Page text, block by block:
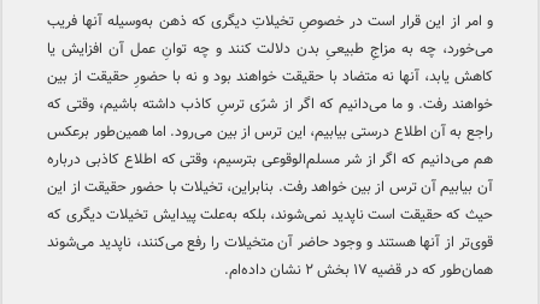
و امر از این قرار است در خصوصِ تخیلاتِ دیگری که ذهن به‌وسیله آنها فریب
می‌خورد، چه به مزاجِ طبیعیِ بدن دلالت کنند و چه توانِ عمل آن افزایش یا
کاهش یابد، آنها نه متضاد با حقیقت خواهند بود و نه با حضورِ حقیقت از بین
خواهند رفت. و ما می‌دانیم که اگر از شرّی ترسِ کاذب داشته باشیم، وقتی که
راجع به آن اطلاع درستی بیابیم، این ترس از بین می‌رود. اما همین‌طور برعکس
هم می‌دانیم که اگر از شر مسلم‌الوقوعی بترسیم، وقتی که اطلاع کاذبی درباره
آن بیابیم آن ترس از بین خواهد رفت. بنابراین، تخیلات با حضور حقیقت از این
حیث که حقیقت است ناپدید نمی‌شوند، بلکه به‌علت پیدایش تخیلات دیگری که
قوی‌تر از آنها هستند و وجود حاضر آن متخیلات را رفع می‌کنند، ناپدید می‌شوند
همان‌طور که در قضیه ۱۷ بخش ۲ نشان داده‌ام.